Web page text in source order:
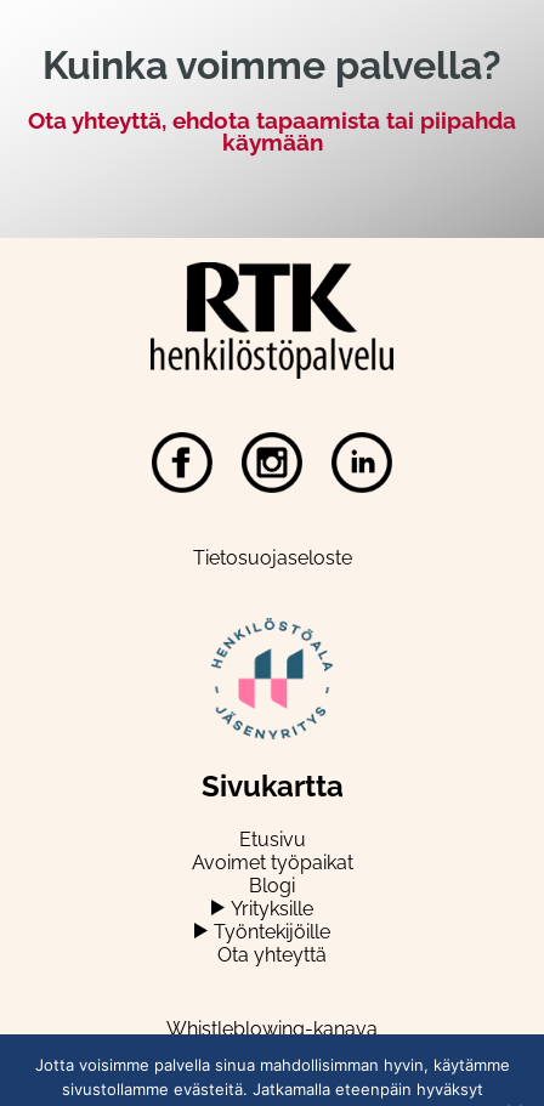
Kuinka voimme palvella?
Ota yhteyttä, ehdota tapaamista tai piipahda
käymään
Tietosuojaseloste
Sivukartta
Etusivu
Avoimet työpaikat
Blogi
Yrityksille
Työntekijöille
Ota yhteyttä
Whistleblowing-kanava
Jotta voisimme palvella sinua mahdollisimman hyvin, käytämme
sivustollamme evästeitä. Jatkamalla eteenpäin hyväksyt